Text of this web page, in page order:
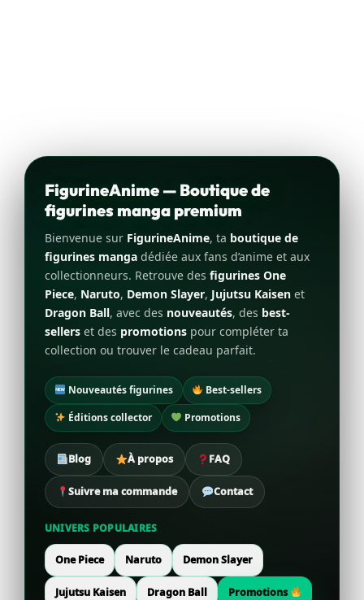
FigurineAnime — Boutique de
figurines manga premium
Bienvenue sur FigurineAnime, ta boutique de
figurines manga dédiée aux fans d’anime et aux
collectionneurs. Retrouve des figurines One
Piece, Naruto, Demon Slayer, Jujutsu Kaisen et
Dragon Ball, avec des nouveautés, des best-
sellers et des promotions pour compléter ta
collection ou trouver le cadeau parfait.
Nouveautés figurines
Best-sellers
Éditions collector
Promotions
Blog À propos FAQ
Suivre ma commande Contact
UNIVERS POPULAIRES
One Piece Naruto Demon Slayer
Jujutsu Kaisen Dragon Ball
Promotions